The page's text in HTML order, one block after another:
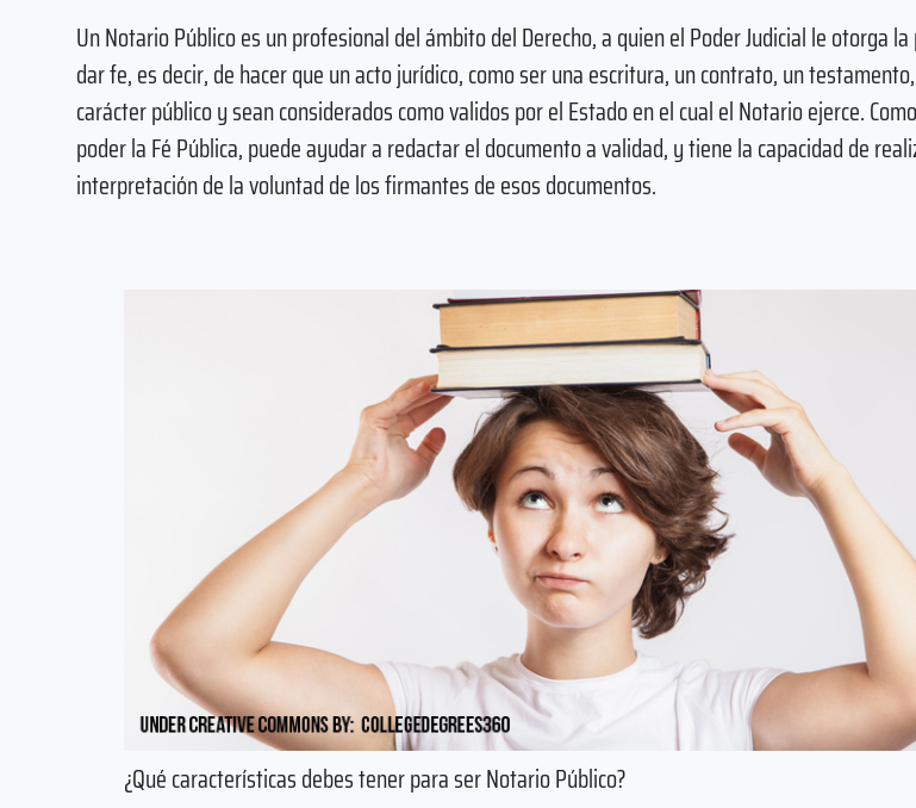
Un Notario Público es un profesional del ámbito del Derecho, a quien el Poder Judicial le otorga
dar fe, es decir, de hacer que un acto jurídico, como ser una escritura, un contrato, un
carácter público y sean considerados como validos por el Estado en el cual el Notario ejerce.
poder la Fé Pública, puede ayudar a redactar el documento a validad, y tiene la capacidad de
interpretación de la voluntad de los firmantes de esos documentos.
¿Qué características debes tener para ser Notario Público?